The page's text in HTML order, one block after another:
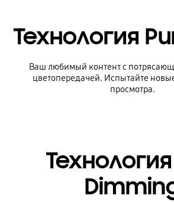
Технология
Ваш любимый контент с
цветопередачей. Испытайте
просмотра.
Технология